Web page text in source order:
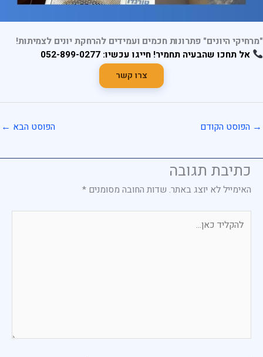
"מרחיקי היונים" פתרונות חכמים ועמידים להרחקת יונים לצמיתות!
אל תחכו שהבעיה תחמיר! חייגו עכשיו: 052-899-0277
צרו קשר
→ הפוסט הקודם הפוסט הבא ←
כתיבת תגובה
האימייל לא יוצג באתר. שדות החובה מסומנים *
כאן...